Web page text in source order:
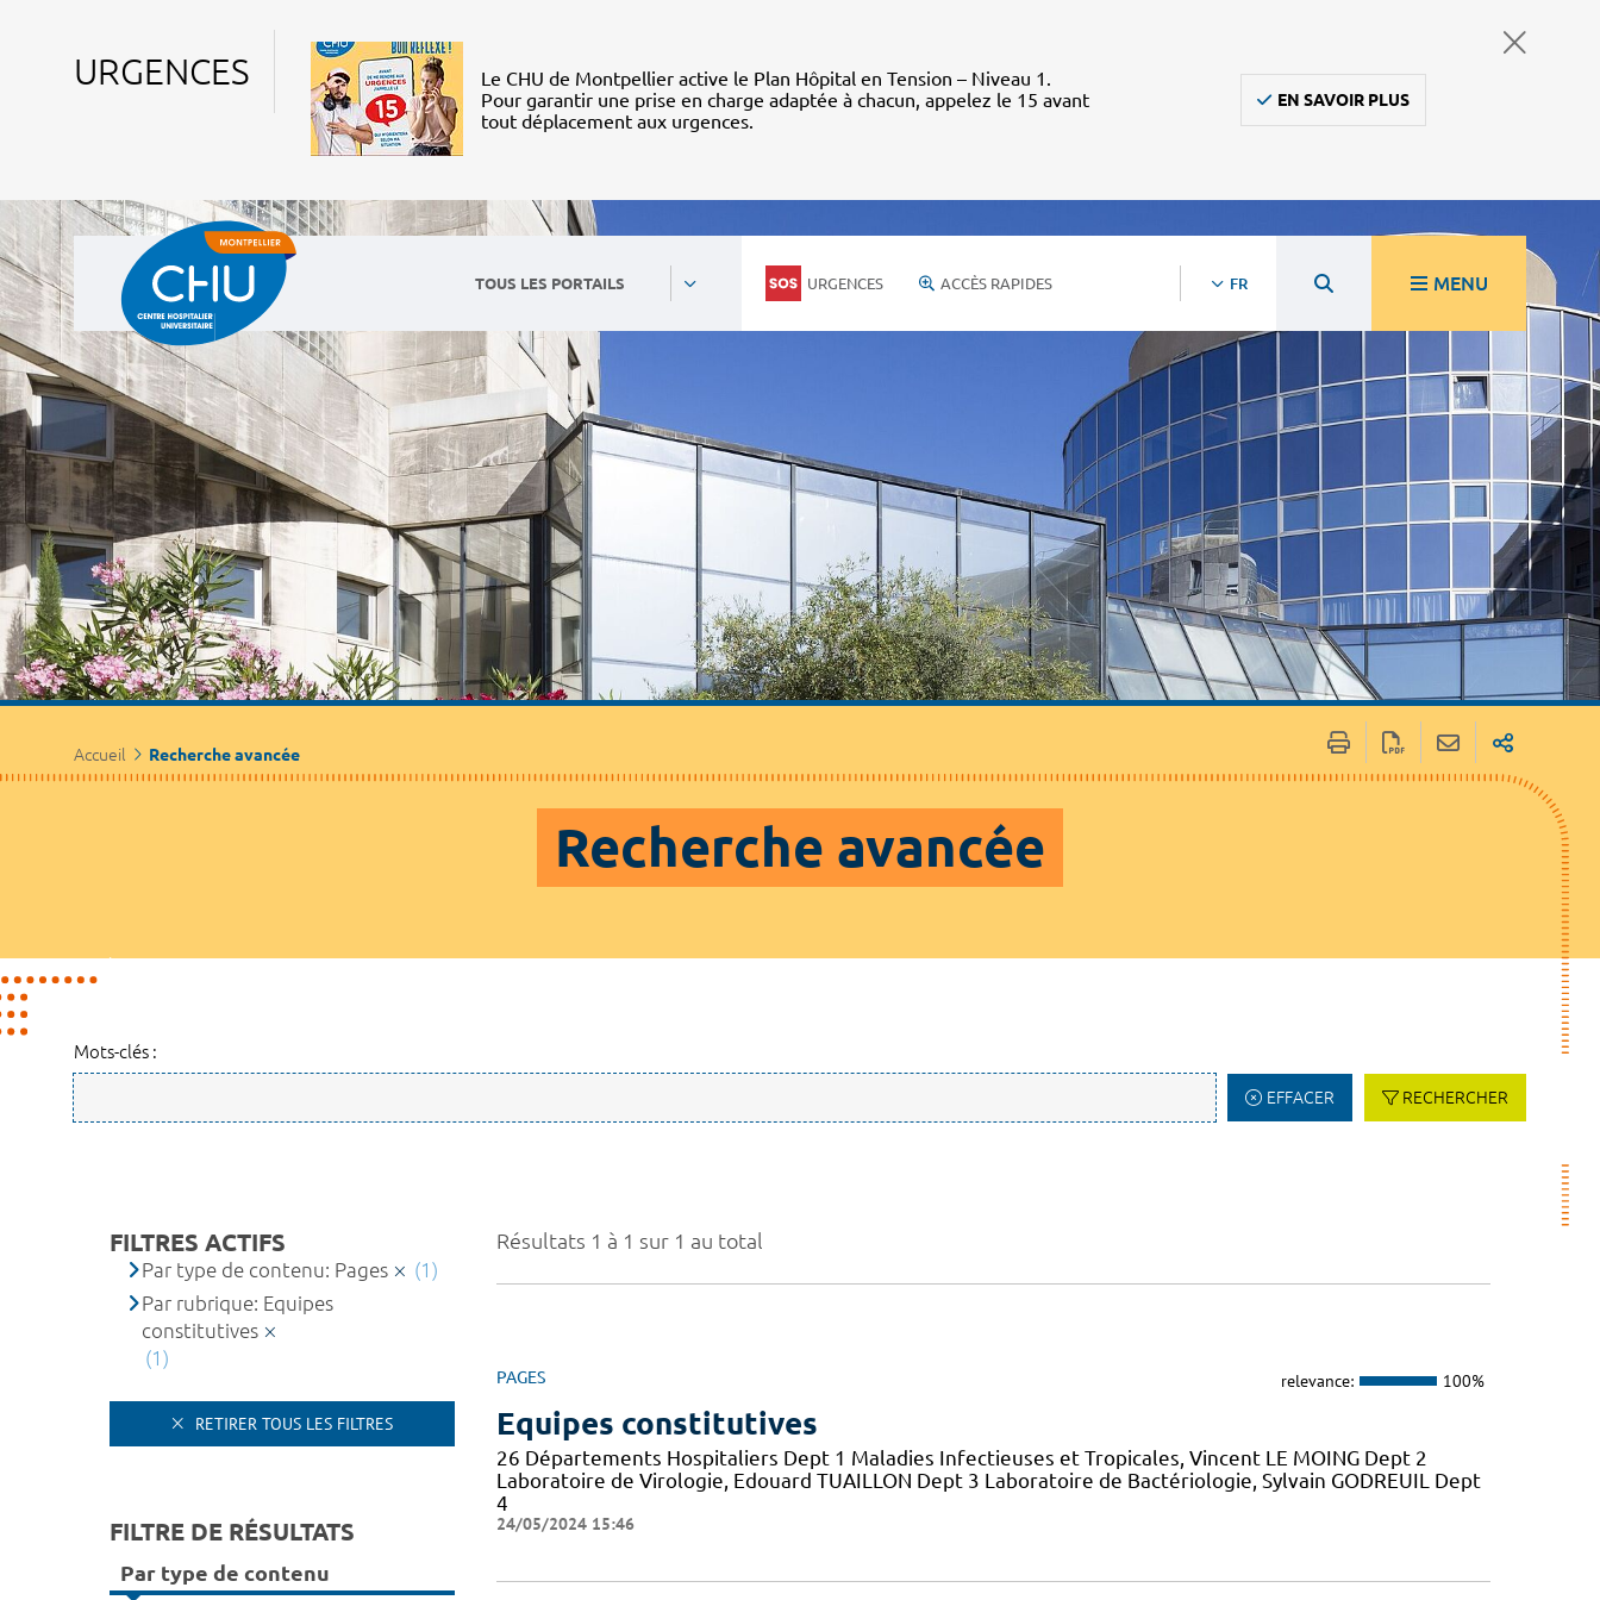
URGENCES
Le CHU de Montpellier active le Plan Hôpital en Tension – Niveau 1.
Pour garantir une prise en charge adaptée à chacun, appelez le 15 avant
tout déplacement aux urgences.
EN SAVOIR PLUS
TOUS LES PORTAILS URGENCES ACCÈS RAPIDES FR MENU
Accueil Recherche avancée
Recherche avancée
Mots-clés :
EFFACER RECHERCHER
Résultats 1 à 1 sur 1 au total
PAGES relevance: 100%
Equipes constitutives
26 Départements Hospitaliers Dept 1 Maladies Infectieuses et Tropicales, Vincent LE MOING Dept 2
Laboratoire de Virologie, Edouard TUAILLON Dept 3 Laboratoire de Bactériologie, Sylvain GODREUIL Dept
4
24/05/2024 15:46
FILTRES ACTIFS
Par type de contenu: Pages
(1)
Par rubrique: Equipes
constitutives
(1)
RETIRER TOUS LES FILTRES
FILTRE DE RÉSULTATS
Par type de contenu